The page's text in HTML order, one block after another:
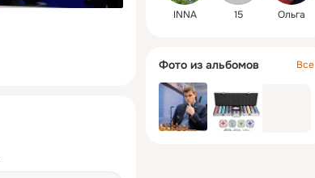
INNA 15 Ольга
Фото из альбомов Все